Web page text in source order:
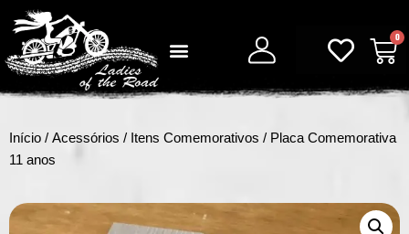
0
Início / Acessórios / Itens Comemorativos / Placa Comemorativa
11 anos